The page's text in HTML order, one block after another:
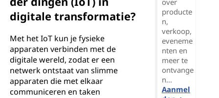
digitale transformatie?
Met het IoT kun je fysieke
apparaten verbinden met de
digitale wereld, zodat er een
netwerk ontstaat van slimme
apparaten die met elkaar
communiceren en taken
over
producte
n,
verkoop,
eveneme
nten en
meer te
ontvange
n...
Aanmel